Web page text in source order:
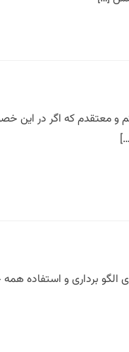
معتقدم که اگر در این
سیاست کشور برای الگو برداری و